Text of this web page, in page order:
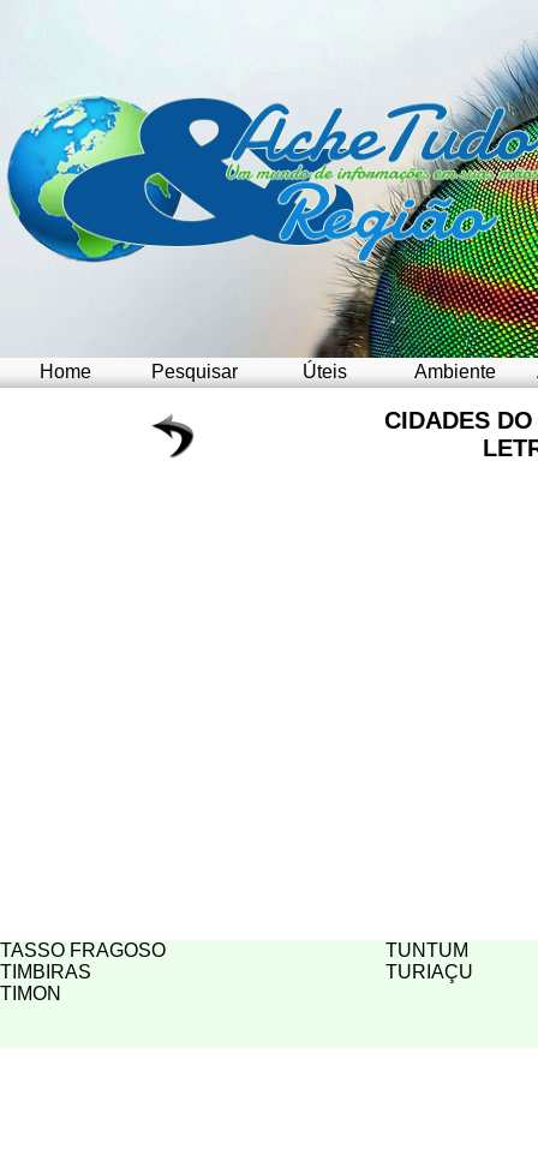
Home Pesquisar Úteis Ambiente
CIDADES
TASSO FRAGOSO
TUNTUM
TIMBIRAS
TURIAÇU
TIMON